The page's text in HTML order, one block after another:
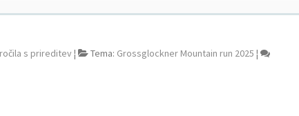
s prireditev ¦ Tema: Grossglockner Mountain run 2025 ¦